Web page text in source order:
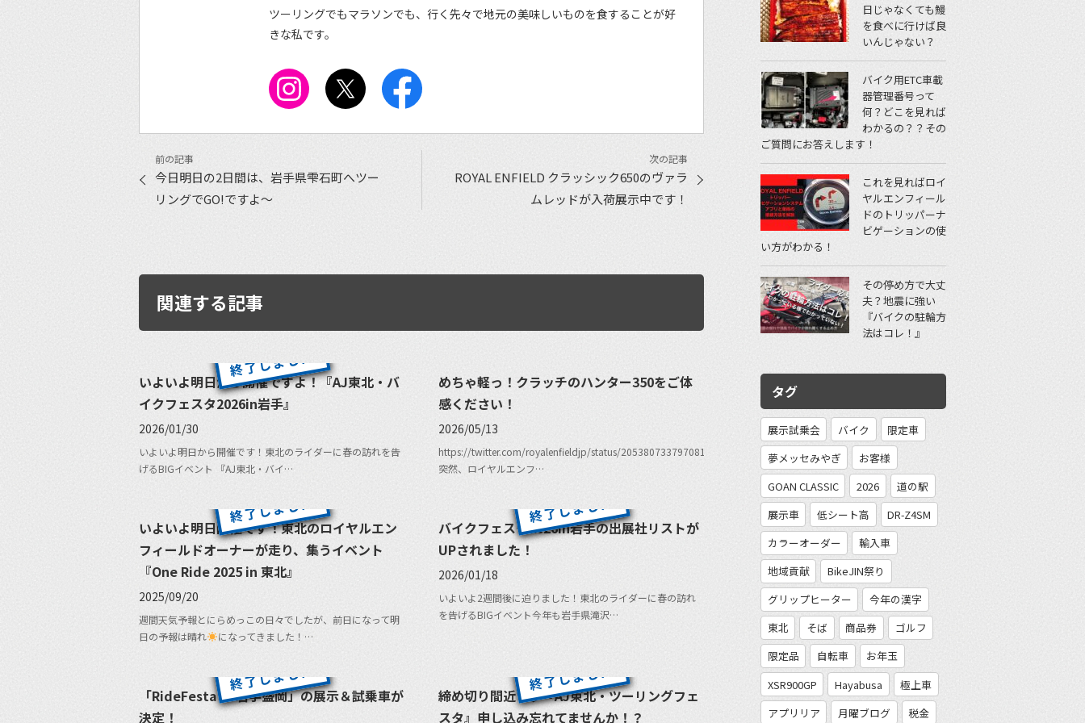
ツーリングでもマラソンでも、行く先々で地元の美味しいものを食することが好
きな私です。
今日明日の2日間は、岩手県雫石町へツー
リングでGO!ですよ〜
ROYAL ENFIELD クラッシック650のヴァラ
ムレッドが入荷展示中です！
関連する記事
いよいよ明日から開催ですよ！『AJ東北・バ
イクフェスタ2026in岩手』
2026/01/30
いよいよ明日から開催です！東北のライダーに春の訪れを告
げるBIGイベント 『AJ東北・バイ…
めちゃ軽っ！クラッチのハンター350をご体
感ください！
2026/05/13
https://twitter.com/royalenfieldjp/status/2053807337970815097
突然、ロイヤルエンフ…
いよいよ明日開催です！東北のロイヤルエン
フィールドオーナーが走り、集うイベント
『One Ride 2025 in 東北』
2025/09/20
週間天気予報とにらめっこの日々でしたが、前日になって明
日の予報は晴れ
になってきました！…
バイクフェスタ2026in岩手の出展社リストが
UPされました！
2026/01/18
いよいよ2週間後に迫りました！東北のライダーに春の訪れ
を告げるBIGイベント今年も岩手県滝沢…
「RideFesta in 岩手盛岡」の展示＆試乗車が
決定！
締め切り間近です『AJ東北・ツーリングフェ
スタ』申し込み忘れてませんか！？
日じゃなくても鰻
を食べに行けば良
いんじゃない？
バイク用ETC車載
器管理番号って
何？どこを見れば
わかるの？？その
ご質問にお答えします！
これを見ればロイ
ヤルエンフィール
ドのトリッパーナ
ビゲーションの使
い方がわかる！
その停め方で大丈
夫？地震に強い
『バイクの駐輪方
法はコレ！』
タグ
展示試乗会 バイク
限定車
夢メッセみやぎ
お客様
GOAN CLASSIC
2026
道の駅
展示車
低シート高
DR-Z4SM
カラーオーダー
輸入車
地域貢献
BikeJIN祭り
グリップヒーター
今年の漢字
東北
そば 商品券
ゴルフ
限定品
自転車
お年玉
XSR900GP
Hayabusa
極上車
アプリリア
月曜ブログ 税金